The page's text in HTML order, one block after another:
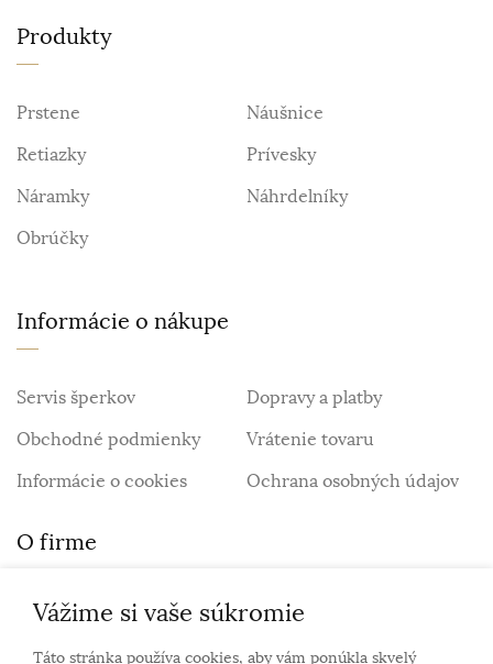
Produkty
Prstene
Náušnice
Retiazky
Prívesky
Náramky
Náhrdelníky
Obrúčky
Informácie o nákupe
Servis šperkov
Dopravy a platby
Obchodné podmienky
Vrátenie tovaru
Informácie o cookies
Ochrana osobných údajov
O firme
Personalizovaný šperk
O nás
Vážime si vaše súkromie
Táto stránka používa cookies, aby vám ponúkla skvelý